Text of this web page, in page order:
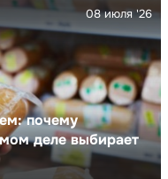
почему
деле выбирает
08 июля '26